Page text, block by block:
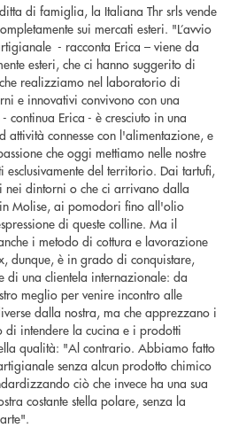
di famiglia, la Italiana Thr srls vende
sui mercati esteri. "L’avvio
- racconta Erica – viene da
esteri, che ci hanno suggerito di
realizziamo nel laboratorio di
e innovativi convivono con una
Erica - è cresciuto in una
connesse con l'alimentazione, e
che oggi mettiamo nelle nostre
del territorio. Dai tartufi,
nei dintorni o che ci arrivano dalla
Molise, ai pomodori fino all'olio
di queste colline. Ma il
i metodo di cottura e lavorazione
dunque, è in grado di conquistare,
una clientela internazionale: da
meglio per venire incontro alle
dalla nostra, ma che apprezzano i
intendere la cucina e i prodotti
qualità: "Al contrario. Abbiamo fatto
senza alcun prodotto chimico
ciò che invece ha una sua
costante stella polare, senza la